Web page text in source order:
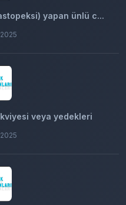
yapan ünlü c...
veya yedekleri